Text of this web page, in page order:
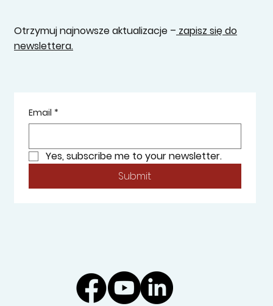
Otrzymuj najnowsze aktualizacje – zapisz się do
newslettera.
Email *
Yes, subscribe me to your newsletter.
Submit